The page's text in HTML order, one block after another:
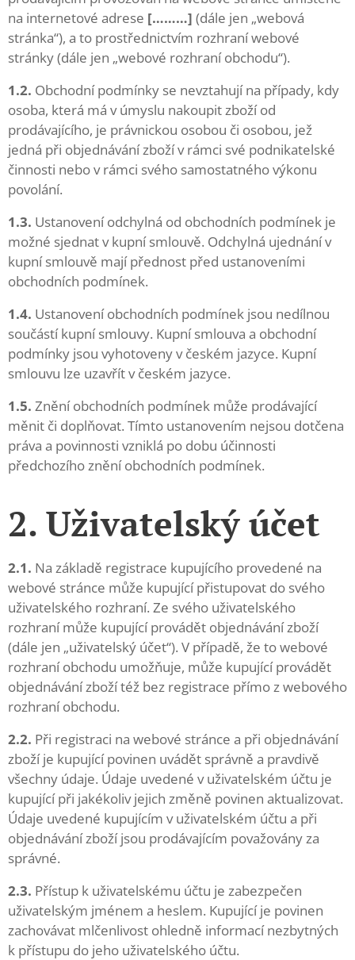
na internetové adrese [………] (dále jen „webová
stránka“), a to prostřednictvím rozhraní webové
stránky (dále jen „webové rozhraní obchodu“).
1.2. Obchodní podmínky se nevztahují na případy, kdy
osoba, která má v úmyslu nakoupit zboží od
prodávajícího, je právnickou osobou či osobou, jež
jedná při objednávání zboží v rámci své podnikatelské
činnosti nebo v rámci svého samostatného výkonu
povolání.
1.3. Ustanovení odchylná od obchodních podmínek je
možné sjednat v kupní smlouvě. Odchylná ujednání v
kupní smlouvě mají přednost před ustanoveními
obchodních podmínek.
1.4. Ustanovení obchodních podmínek jsou nedílnou
součástí kupní smlouvy. Kupní smlouva a obchodní
podmínky jsou vyhotoveny v českém jazyce. Kupní
smlouvu lze uzavřít v českém jazyce.
1.5. Znění obchodních podmínek může prodávající
měnit či doplňovat. Tímto ustanovením nejsou dotčena
práva a povinnosti vzniklá po dobu účinnosti
předchozího znění obchodních podmínek.
2. Uživatelský účet
2.1. Na základě registrace kupujícího provedené na
webové stránce může kupující přistupovat do svého
uživatelského rozhraní. Ze svého uživatelského
rozhraní může kupující provádět objednávání zboží
(dále jen „uživatelský účet“). V případě, že to webové
rozhraní obchodu umožňuje, může kupující provádět
objednávání zboží též bez registrace přímo z webového
rozhraní obchodu.
2.2. Při registraci na webové stránce a při objednávání
zboží je kupující povinen uvádět správně a pravdivě
všechny údaje. Údaje uvedené v uživatelském účtu je
kupující při jakékoliv jejich změně povinen aktualizovat.
Údaje uvedené kupujícím v uživatelském účtu a při
objednávání zboží jsou prodávajícím považovány za
správné.
2.3. Přístup k uživatelskému účtu je zabezpečen
uživatelským jménem a heslem. Kupující je povinen
zachovávat mlčenlivost ohledně informací nezbytných
k přístupu do jeho uživatelského účtu.